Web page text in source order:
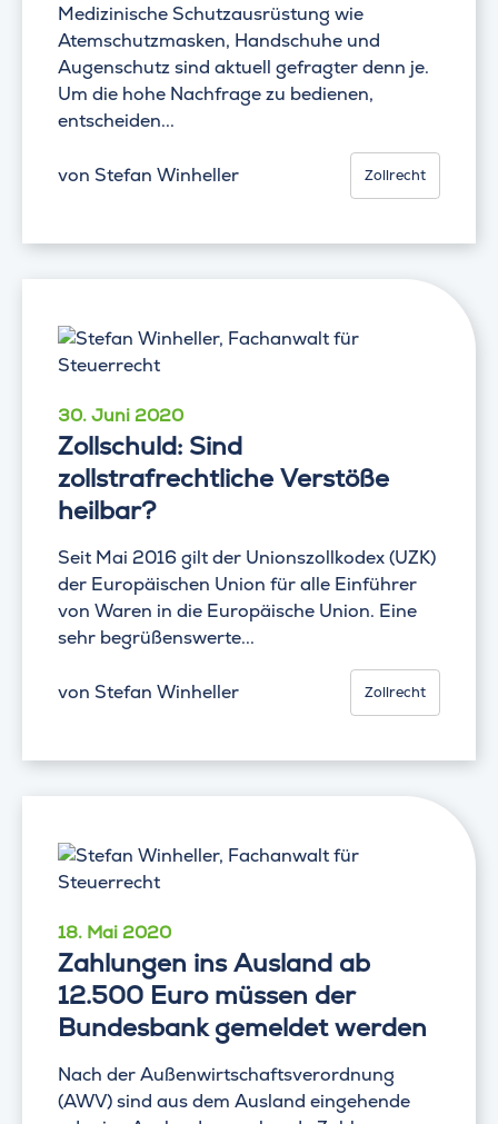
Medizinische Schutzausrüstung wie
Atemschutzmasken, Handschuhe und
Augenschutz sind aktuell gefragter denn je.
Um die hohe Nachfrage zu bedienen,
entscheiden...
von Stefan Winheller Zollrecht
30. Juni 2020
Zollschuld: Sind
zollstrafrechtliche Verstöße
heilbar?
Seit Mai 2016 gilt der Unionszollkodex (UZK)
der Europäischen Union für alle Einführer
von Waren in die Europäische Union. Eine
sehr begrüßenswerte...
von Stefan Winheller Zollrecht
18. Mai 2020
Zahlungen ins Ausland ab
12.500 Euro müssen der
Bundesbank gemeldet werden
Nach der Außenwirtschaftsverordnung
(AWV) sind aus dem Ausland eingehende